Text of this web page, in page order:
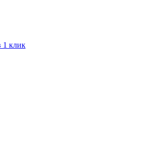
1 клик